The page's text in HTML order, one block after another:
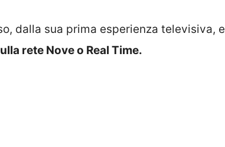
dalla sua prima esperienza televisiva, e
rete Nove o Real Time.